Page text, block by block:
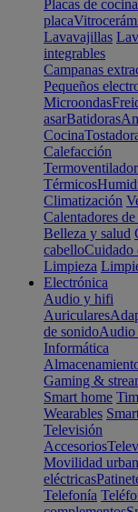
Placas de cocina
placa
Lavavajillas
integrables
Campanas
Pequeños
Microondas
asarBatidoras
Cocina
Calefacción
Térmicos
Climatización
Calentadores de
Belleza y salud
cabelloCuidado
Limpieza
Electrónica
Audio y hifi
Auriculares
de sonidoAudio
Informática
Gaming &
Smart home
Wearables
Televisión
Accesorios
Movilidad
eléctricas
Telefonía